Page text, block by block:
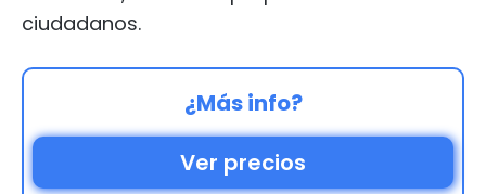
ciudadanos.
¿Más info?
Ver precios